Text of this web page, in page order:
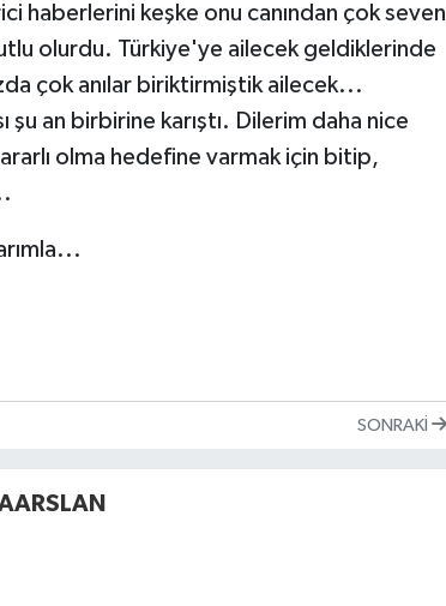
haberlerini keşke onu canından çok seven
olurdu. Türkiye'ye ailecek geldiklerinde
çok anılar biriktirmiştik ailecek...
şu an birbirine karıştı. Dilerim daha nice
olma hedefine varmak için bitip,
SONRAKI